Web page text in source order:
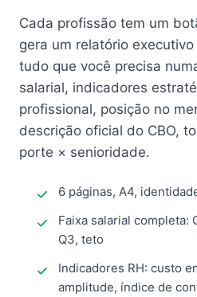
Cada profissão tem um
gera um relatório
tudo que você precisa
salarial, indicadores
profissional, posição no
descrição oficial do CBO,
porte × senioridade.
6 páginas, A4,
Faixa salarial completa:
Q3, teto
Indicadores RH: custo
amplitude, índice de